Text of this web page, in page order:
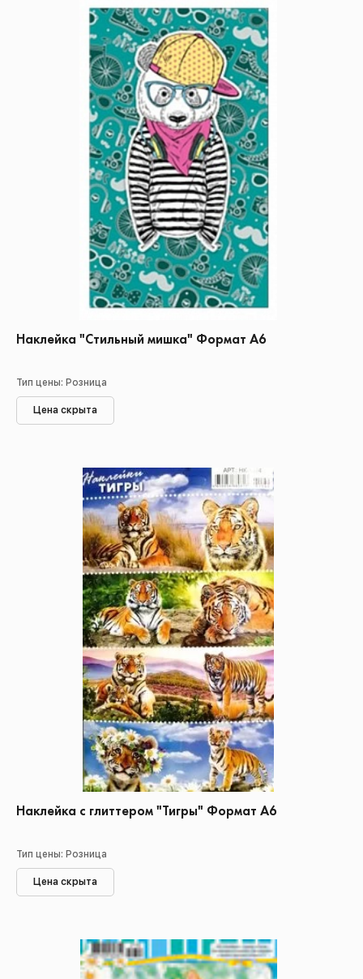
Наклейка "Стильный мишка" Формат А6
Тип цены: Розница
Цена скрыта
Наклейка с глиттером "Тигры" Формат А6
Тип цены: Розница
Цена скрыта